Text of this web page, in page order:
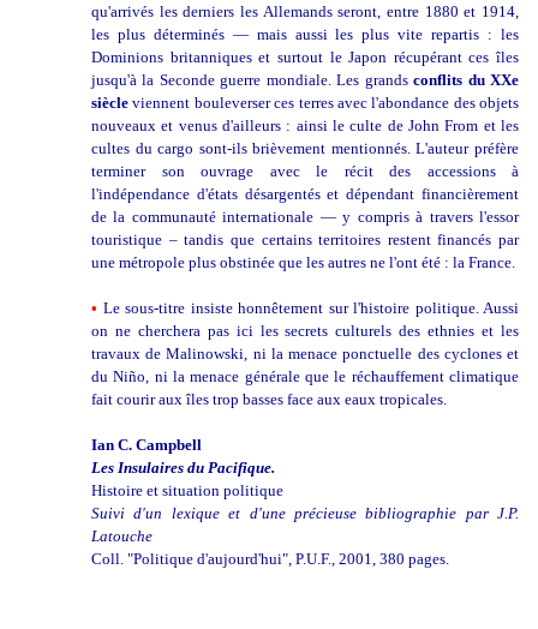
qu'arrivés les derniers les Allemands seront, entre 1880 et 1914,
les plus déterminés — mais aussi les plus vite repartis : les
Dominions britanniques et surtout le Japon récupérant ces îles
jusqu'à la Seconde guerre mondiale. Les grandsconflits du XXe
siècle viennent bouleverser ces terres avec l'abondance des objets
nouveaux et venus d'ailleurs : ainsi le culte de John From et les
cultes du cargo sont-ils brièvement mentionnés. L'auteur préfère
terminer son ouvrage avec le récit des accessions à
l'indépendance d'états désargentés et dépendant financièrement
de la communauté internationale — y compris à travers l'essor
touristique – tandis que certains territoires restent financés par
une métropole plus obstinée que les autres ne l'ont été : la France.
• Le sous-titre insiste honnêtement sur l'histoire politique. Aussi
on ne cherchera pas ici les secrets culturels des ethnies et les
travaux de Malinowski, ni la menace ponctuelle des cyclones et
du Niño, ni la menace générale que le réchauffement climatique
fait courir aux îles trop basses face aux eaux tropicales.
Ian C. Campbell
Les Insulaires du Pacifique.
Histoire et situation politique
Suivi d'un lexique et d'une précieuse bibliographie par J.P.
Latouche
Coll. "Politique d'aujourd'hui", P.U.F., 2001, 380 pages.